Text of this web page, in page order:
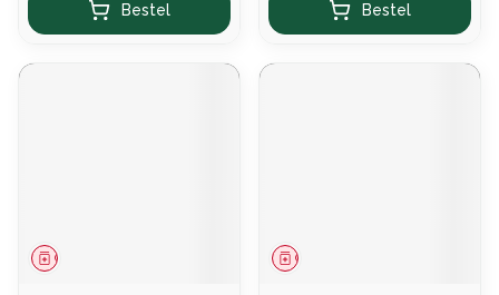
Bestel Bestel
Geneesmiddel Geneesmiddel